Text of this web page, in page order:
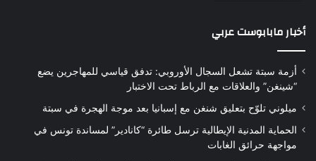
أخبار مابابوست عربي
أزمة سبتة تشعل السجال الأوروبي: تدفق قياسي للمهاجرين يضع
“شينغن” والعلاقات مع الرباط تحت الاختبار
ميلوني تلوّح بتعليق شنغن مع إسبانيا بعد موجة الهجرة في سبتة
الحماية المدنية الإيطالية ترسل طائرة “كانادير” لمساندة تونس في
مواجهة حرائق الغابات